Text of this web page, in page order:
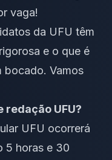
vaga!
da UFU têm
e o que é
bocado. Vamos
redação UFU?
UFU ocorrerá
5 horas e 30